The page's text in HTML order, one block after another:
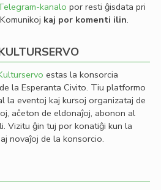
kanalo por resti ĝisdata pri
kaj por komenti ilin.
estas la konsorcia
la Esperanta Civito. Tiu platformo
la eventoj kaj kursoj organizataj de
aĉeton de eldonaĵoj, abonon al
Vizitu ĝin tuj por konatiĝi kun la
novaĵoj de la konsorcio.